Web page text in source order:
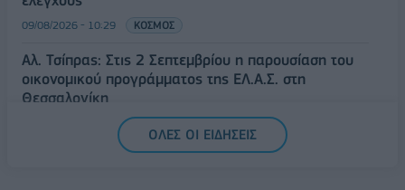
09/08/2026 - 10:29 ΚΟΣΜΟΣ
Αλ. Τσίπρας: Στις 2 Σεπτεμβρίου η παρουσίαση του
οικονομικού προγράμματος της ΕΛ.Α.Σ. στη
Θεσσαλονίκη
ΠΟΛΙΤΙΚΗ
Κορυφώνεται η έξοδος του Αυγούστου – Πάνω από
ΟΛΕΣ ΟΙ ΕΙΔΗΣΕΙΣ